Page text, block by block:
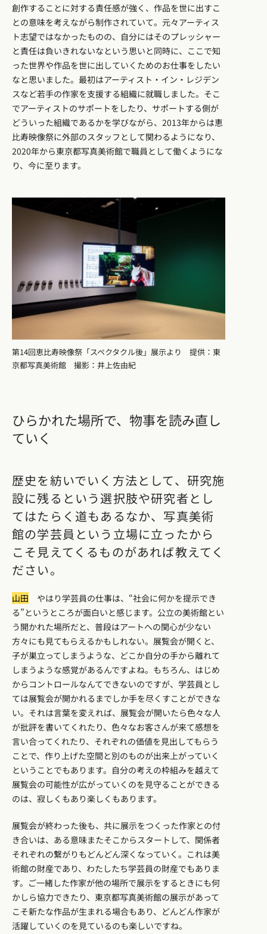
創作することに対する責任感が強く、作品を世に出すこ
との意味を考えながら制作されていて。元々アーティス
ト志望ではなかったものの、自分にはそのプレッシャー
と責任は負いきれないなという思いと同時に、ここで知
った世界や作品を世に出していくためのお仕事をしたい
なと思いました。最初はアーティスト・イン・レジデン
スなど若手の作家を支援する組織に就職しました。そこ
でアーティストのサポートをしたり、サポートする側が
どういった組織であるかを学びながら、2013年からは恵
比寿映像祭に外部のスタッフとして関わるようになり、
2020年から東京都写真美術館で職員として働くようにな
り、今に至ります。
第14回恵比寿映像祭「スペクタクル後」展示より 提供：東
京都写真美術館 撮影：井上佐由紀
ひらかれた場所で、物事を読み直し
ていく
歴史を紡いでいく方法として、研究施
設に残るという選択肢や研究者とし
てはたらく道もあるなか、写真美術
館の学芸員という立場に立ったから
こそ見えてくるものがあれば教えてく
ださい。
山田 やはり学芸員の仕事は、“社会に何かを提示でき
る”というところが面白いと感じます。公立の美術館とい
う開かれた場所だと、普段はアートへの関心が少ない
方々にも見てもらえるかもしれない。展覧会が開くと、
子が巣立ってしまうような、どこか自分の手から離れて
しまうような感覚があるんですよね。もちろん、はじめ
からコントロールなんてできないのですが、学芸員とし
ては展覧会が開かれるまでしか手を尽くすことができな
い。それは言葉を変えれば、展覧会が開いたら色々な人
が批評を書いてくれたり、色々なお客さんが来て感想を
言い合ってくれたり、それぞれの価値を見出してもらう
ことで、作り上げた空間と別のものが出来上がっていく
ということでもあります。自分の考えの枠組みを越えて
展覧会の可能性が広がっていくのを見守ることができる
のは、寂しくもあり楽しくもあります。
展覧会が終わった後も、共に展示をつくった作家との付
き合いは、ある意味またそこからスタートして、関係者
それぞれの繋がりもどんどん深くなっていく。これは美
術館の財産であり、わたしたち学芸員の財産でもありま
す。ご一緒した作家が他の場所で展示をするときにも何
かしら協力できたり、東京都写真美術館の展示があって
こそ新たな作品が生まれる場合もあり、どんどん作家が
活躍していくのを見ているのも楽しいですね。